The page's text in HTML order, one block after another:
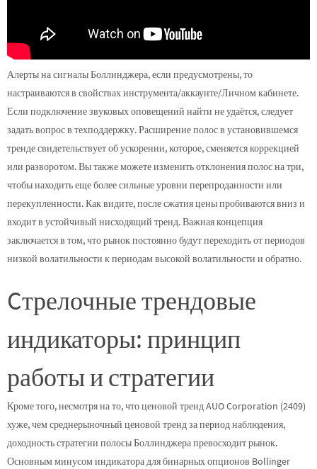
Алерты на сигналы Боллинджера, если предусмотрены, то
настраиваются в свойствах инструмента/аккаунте/Личном кабинете.
Если подключение звуковых оповещений найти не удаётся, следует
задать вопрос в техподдержку. Расширение полос в установившемся
тренде свидетельствует об ускорении, которое, сменяется коррекцией
или разворотом. Вы также можете изменить отклонения полос на три,
чтобы находить еще более сильные уровни перепроданности или
перекупленности. Как видите, после сжатия цены пробиваются вниз и
входит в устойчивый нисходящий тренд. Важная концепция
заключается в том, что рынок постоянно будут переходить от периодов
низкой волатильности к периодам высокой волатильности и обратно.
Cтрелочные трендовые
индикаторы: принцип
работы и стратегии
Кроме того, несмотря на то, что ценовой тренд AUO Corporation (2409)
хуже, чем среднерыночный ценовой тренд за период наблюдения,
доходность стратегии полосы Боллинджера превосходит рынок.
Основным минусом индикатора для бинарных опционов Bollinger